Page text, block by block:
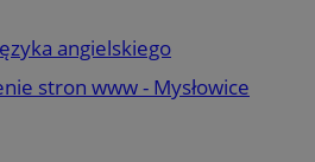
angielskiego
stron www - Mysłowice